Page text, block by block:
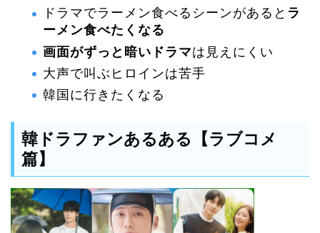
ドラマでラーメン食べるシーンがあると ラ
ーメン食べたくなる
画面がずっと暗いドラマは見えにくい
大声で叫ぶヒロインは苦手
韓国に行きたくなる
韓ドラファンあるある【ラブコメ
篇】